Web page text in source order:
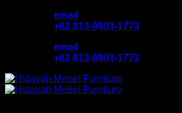
email
+62 813-9903-1773
email
+62 813-9903-1773